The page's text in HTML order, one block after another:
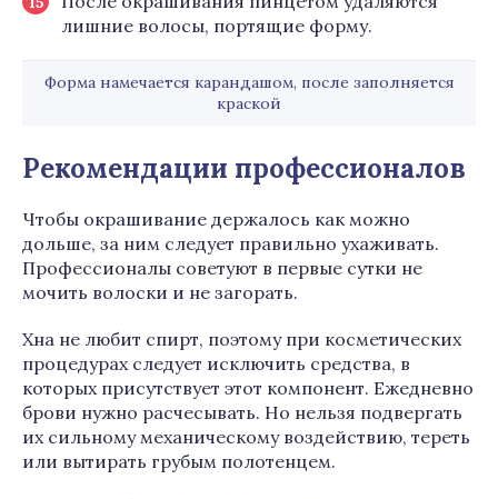
лишние волосы, портящие форму.
Форма намечается карандашом, после заполняется
краской
Рекомендации профессионалов
Чтобы окрашивание держалось как можно
дольше, за ним следует правильно ухаживать.
Профессионалы советуют в первые сутки не
мочить волоски и не загорать.
Хна не любит спирт, поэтому при косметических
процедурах следует исключить средства, в
которых присутствует этот компонент. Ежедневно
брови нужно расчесывать. Но нельзя подвергать
их сильному механическому воздействию, тереть
или вытирать грубым полотенцем.